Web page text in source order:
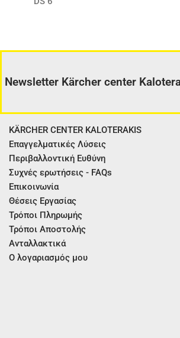
Newsletter Kärcher center
KÄRCHER CENTER KALOTERAKIS
Επαγγελματικές Λύσεις
Περιβαλλοντική Ευθύνη
Συχνές ερωτήσεις - FAQs
Επικοινωνία
Θέσεις Εργασίας
Τρόποι Πληρωμής
Τρόποι Αποστολής
Ανταλλακτικά
Ο λογαριασμός μου